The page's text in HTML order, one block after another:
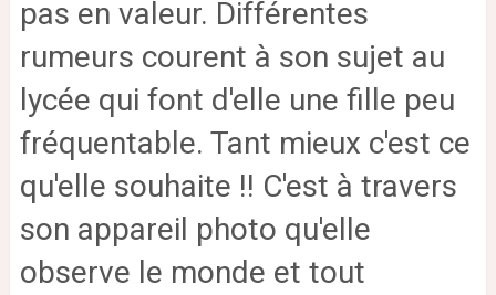
pas en valeur. Différentes
rumeurs courent à son sujet au
lycée qui font d'elle une fille peu
fréquentable. Tant mieux c'est ce
qu'elle souhaite !! C'est à travers
son appareil photo qu'elle
observe le monde et tout